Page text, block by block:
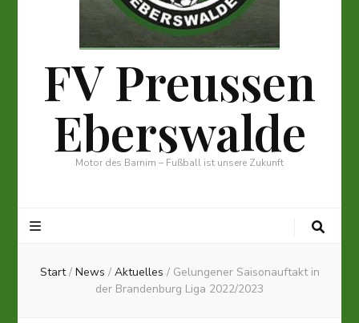
FV Preussen
Eberswalde
Motor des Barnim – Fußball ist unsere Zukunft
Start / News / Aktuelles / Gelungener Saisonauftakt in
der Brandenburg Liga 2022/2023